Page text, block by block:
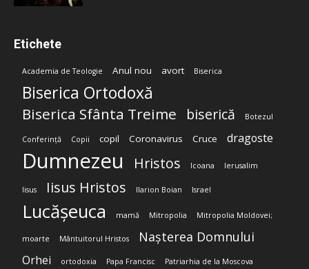
Etichete
Academia de Teologie Anul nou avort Biserica
Biserica Ortodoxă
Biserica Sfânta Treime biserică Botezul
Conferință Copii copil Coronavirus Cruce dragoste
Dumnezeu Hristos Icoana Ierusalim
Iisus Iisus Hristos Ilarion Boian Israel
Lucășeuca mamă Mitropolia Mitropolia Moldovei;
moarte Mântuitorul Hristos Nașterea Domnului
Orhei ortodoxia Papa Francisc Patriarhia de la Moscova